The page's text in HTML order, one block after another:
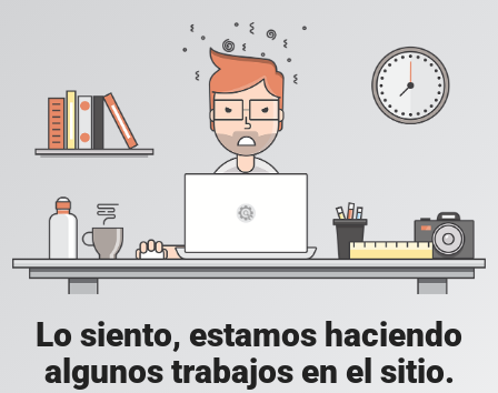
Lo siento, estamos haciendo
algunos trabajos en el sitio.